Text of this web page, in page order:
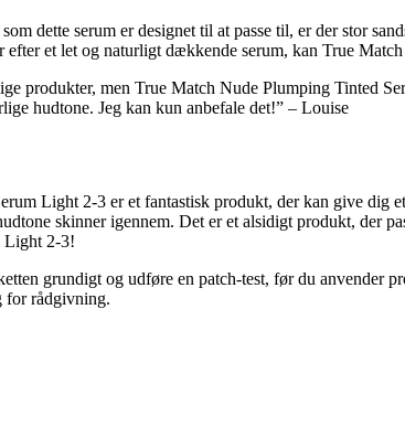
dette serum er designet til at passe til, er der stor
efter et let og naturligt dækkende serum, kan True
produkter, men True Match Nude Plumping Tinted
hudtone. Jeg kan kun anbefale det!” – Louise
Light 2-3 er et fantastisk produkt, der kan give
skinner igennem. Det er et alsidigt produkt, der
Light 2-3!
grundigt og udføre en patch-test, før du anvender
for rådgivning.